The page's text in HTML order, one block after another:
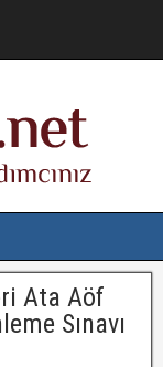
Ata Aöf
Sınavı